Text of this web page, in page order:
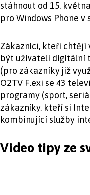
stáhnout od 15.
pro Windows Phone v
Zákazníci, kteří chtějí
být uživateli digitální
(pro zákazníky již
O2TV Flexi se 43
programy (sport,
zákazníky, kteří si
kombinující služby
Video tipy ze